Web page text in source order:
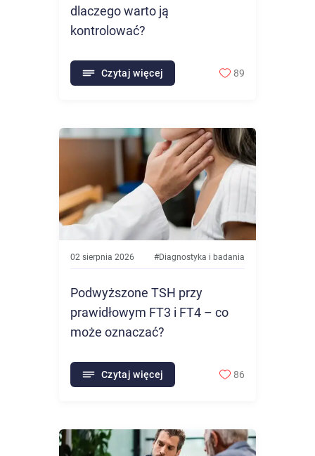
dlaczego warto ją
kontrolować?
Czytaj więcej 89
02 sierpnia 2026 #Diagnostyka i badania
Podwyższone TSH przy
prawidłowym FT3 i FT4 – co
może oznaczać?
Czytaj więcej 86